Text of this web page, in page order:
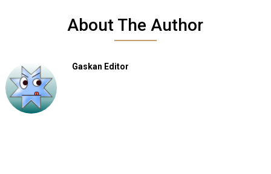
About The Author
Gaskan Editor